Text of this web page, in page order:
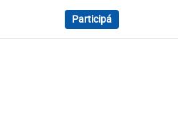
Participá